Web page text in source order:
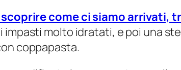
come ci siamo arrivati,
impasti molto idratati, e poi una
coppapasta.